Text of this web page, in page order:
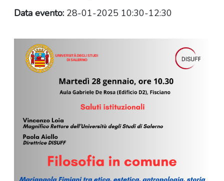
Data evento: 28-01-2025 10:30-12:30